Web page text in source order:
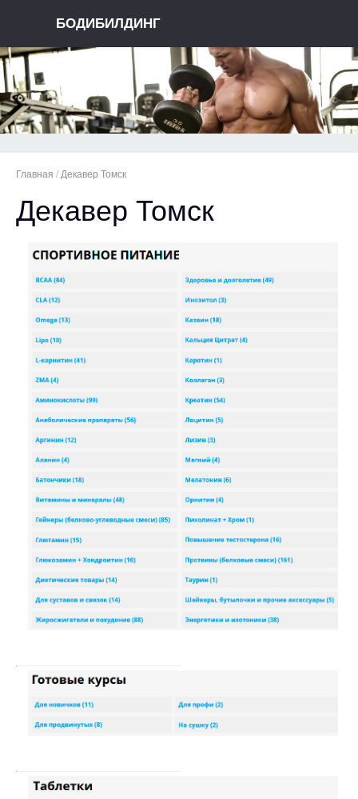
БОДИБИЛДИНГ
Главная / Декавер Томск
Декавер Томск